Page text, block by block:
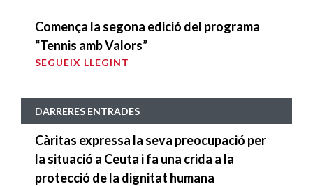
Comença la segona edició del programa
“Tennis amb Valors”
SEGUEIX LLEGINT
DARRERES ENTRADES
Càritas expressa la seva preocupació per
la situació a Ceuta i fa una crida a la
protecció de la dignitat humana